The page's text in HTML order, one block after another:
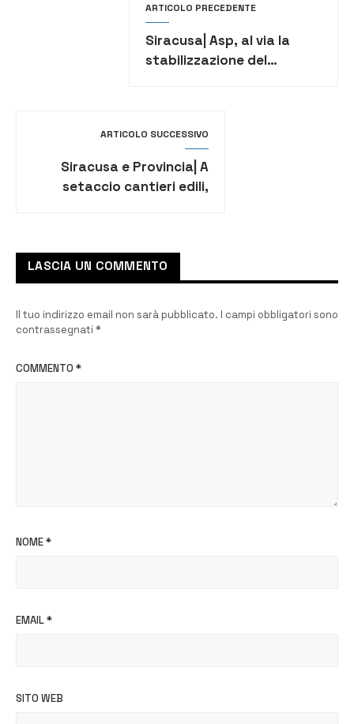
ARTICOLO PRECEDENTE
Siracusa| Asp, al via la
stabilizzazione del
ARTICOLO SUCCESSIVO
Siracusa e Provincia| A
setaccio cantieri edili,
LASCIA UN COMMENTO
Il tuo indirizzo email non sarà pubblicato. I campi obbligatori sono
contrassegnati *
COMMENTO *
NOME*
EMAIL*
SITO WEB